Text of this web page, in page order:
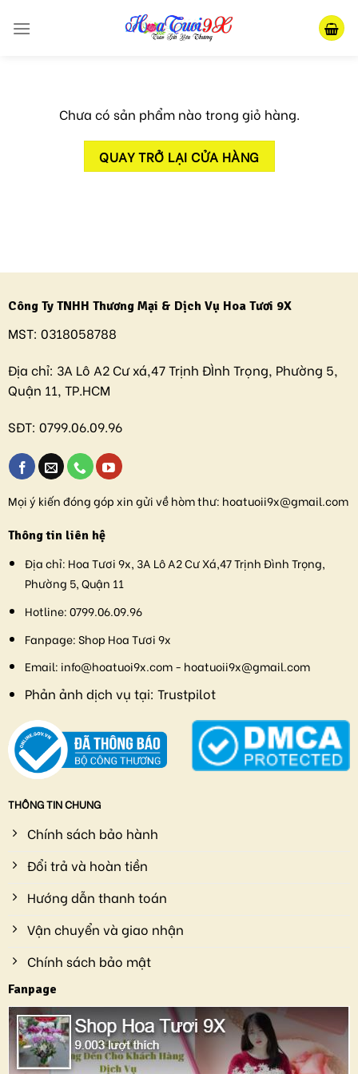
Chưa có sản phẩm nào trong giỏ hàng.
QUAY TRỞ LẠI CỬA HÀNG
Công Ty TNHH Thương Mại & Dịch Vụ Hoa Tươi 9X
MST: 0318058788
Địa chỉ: 3A Lô A2 Cư xá,47 Trịnh ĐÌnh Trọng, Phường 5,
Quận 11, TP.HCM
SĐT: 0799.06.09.96
Mọi ý kiến đóng góp xin gửi về hòm thư: hoatuoii9x@gmail.com
Thông tin liên hệ
Địa chỉ: Hoa Tươi 9x, 3A Lô A2 Cư Xá,47 Trịnh Đình Trọng,
Phường 5, Quận 11
Hotline:0799.06.09.96
Fanpage:Shop Hoa Tươi 9x
Email: info@hoatuoi9x.com - hoatuoii9x@gmail.com
Phản ảnh dịch vụ tại: Trustpilot
THÔNG TIN CHUNG
Chính sách bảo hành
Đổi trả và hoàn tiền
Hướng dẫn thanh toán
Vận chuyển và giao nhận
Chính sách bảo mật
Fanpage